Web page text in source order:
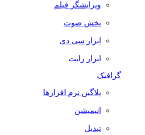
ویرایشگر فیلم
پخش صوت
ابزار سی دی
ابزار رایت
گرافیک
پلاگین نرم افزارها
انیمیشن
تبدیل